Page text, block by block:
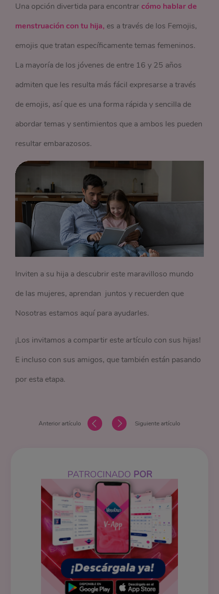
Una opción divertida para encontrarcómo hablar de
menstruación con tu hija, es a través de los Femojis,
emojis que tratan específicamente temas femeninos.
La mayoría de los jóvenes de entre 16 y 25 años
admiten que les resulta más fácil expresarse a través
de emojis, así que es una forma rápida y sencilla de
abordar temas y sentimientos que a ambos les pueden
resultar embarazosos.
Inviten a su hija a descubrir este maravilloso mundo
de las mujeres, aprendan juntos y recuerden que
Nosotras estamos aquí para ayudarles.
¡Los invitamos a compartir este artículo con sus hijas!
E incluso con sus amigos, que también están pasando
por esta etapa.
Anterior artículo Siguiente artículo
PATROCINADO POR